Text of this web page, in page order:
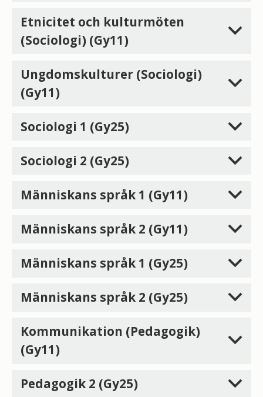
Etnicitet och kulturmöten
(Sociologi) (Gy11)
Ungdomskulturer (Sociologi)
(Gy11)
Sociologi 1 (Gy25)
Sociologi 2 (Gy25)
Människans språk 1 (Gy11)
Människans språk 2 (Gy11)
Människans språk 1 (Gy25)
Människans språk 2 (Gy25)
Kommunikation (Pedagogik)
(Gy11)
Pedagogik 2 (Gy25)